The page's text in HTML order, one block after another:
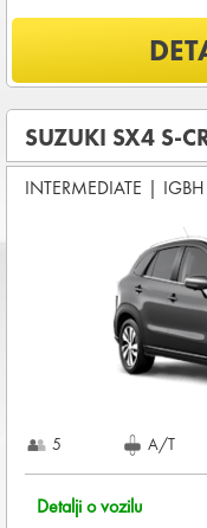
Šta je uključeno u
OSNOVNI PAKET
(THW)
Koji su osnovni uslovi
DEPOZIT NA
960,00 EUR +
SUZUKI SX4 S-
INTERMEDIATE | IGBH
5 A/T
Detalji o vozilu